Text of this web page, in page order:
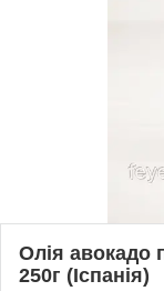
Олія авокадо
250г (Іспанія)